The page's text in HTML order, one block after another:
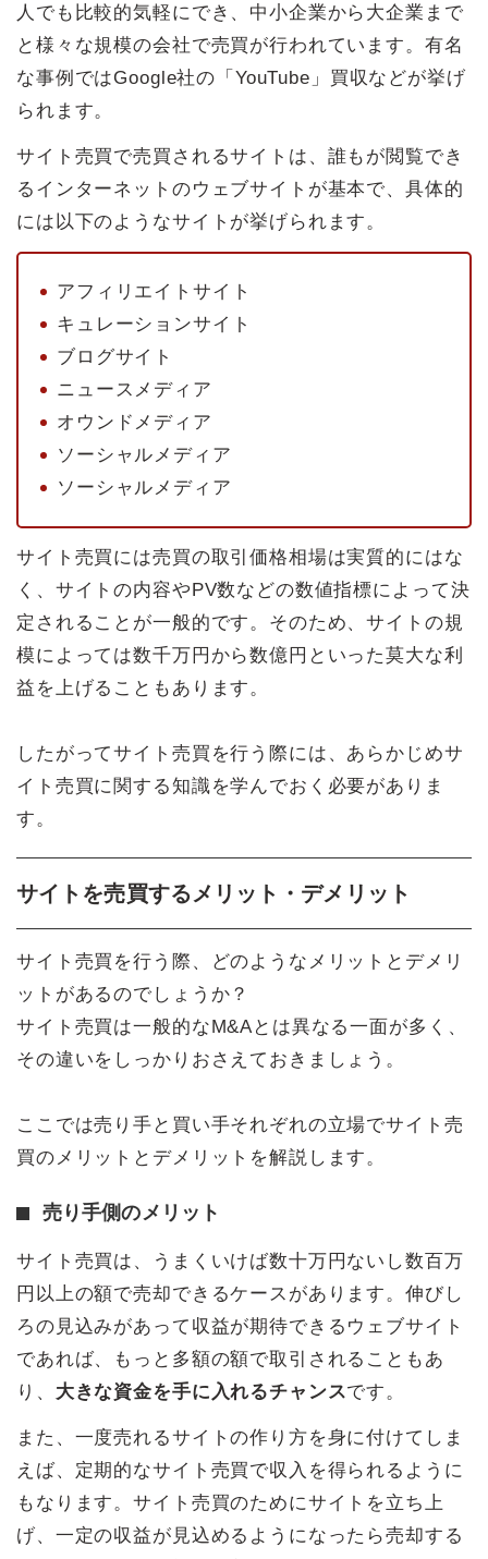
人でも比較的気軽にでき、中小企業から大企業まで
と様々な規模の会社で売買が行われています。有名
な事例ではGoogle社の「YouTube」買収などが挙げ
られます。
サイト売買で売買されるサイトは、誰もが閲覧でき
るインターネットのウェブサイトが基本で、具体的
には以下のようなサイトが挙げられます。
アフィリエイトサイト
キュレーションサイト
ブログサイト
ニュースメディア
オウンドメディア
ソーシャルメディア
ソーシャルメディア
サイト売買には売買の取引価格相場は実質的にはな
く、サイトの内容やPV数などの数値指標によって決
定されることが一般的です。そのため、サイトの規
模によっては数千万円から数億円といった莫大な利
益を上げることもあります。
したがってサイト売買を行う際には、あらかじめサ
イト売買に関する知識を学んでおく必要がありま
す。
サイトを売買するメリット・デメリット
サイト売買を行う際、どのようなメリットとデメリ
ットがあるのでしょうか？
サイト売買は一般的なM&Aとは異なる一面が多く、
その違いをしっかりおさえておきましょう。
ここでは売り手と買い手それぞれの立場でサイト売
買のメリットとデメリットを解説します。
売り手側のメリット
サイト売買は、うまくいけば数十万円ないし数百万
円以上の額で売却できるケースがあります。伸びし
ろの見込みがあって収益が期待できるウェブサイト
であれば、もっと多額の額で取引されることもあ
り、 大きな資金を手に入れるチャンスです。
また、一度売れるサイトの作り方を身に付けてしま
えば、定期的なサイト売買で収入を得られるように
もなります。サイト売買のためにサイトを立ち上
げ、一定の収益が見込めるようになったら売却する